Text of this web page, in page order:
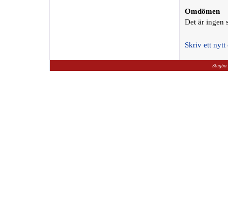
Omdömen
Det är ingen
Skriv ett nytt